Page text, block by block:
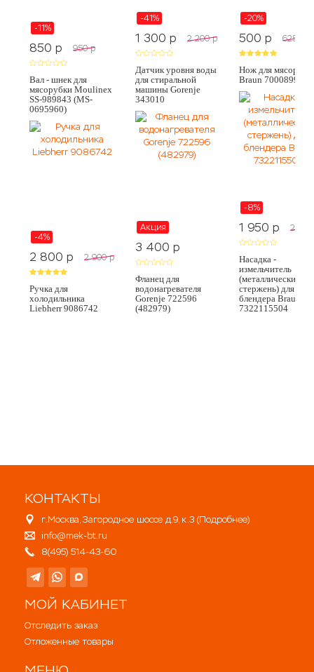
-11%
850 p 950 p
Вал - шнек для
мясорубки Moulinex
SS-989843 (MS-
0695960)
-4%
2 800 p 2 900 p
Ручка для
холодильника
Liebherr 9086742
-41%
1 300 p 2 200 p
Датчик уровня воды
для стиральной
машины Gorenje
343010
Акция
3 400 p
Фланец для
водонагревателя
Gorenje 722596
(482979)
-20%
500 p 625
Нож для
Braun 7000899
-8%
1 950 p 2 100
Насадка -
измельчитель
(металлический
стержень) для
блендера Braun
7322115504
КОНТАКТЫ
г.Москва, Загородное шоссе д.9, к.3 (Подробнее)
info@mek-bt.ru
8(495) 514-43-60
МОЙ КАБИНЕТ
Отследить заказ
Отложенные товары